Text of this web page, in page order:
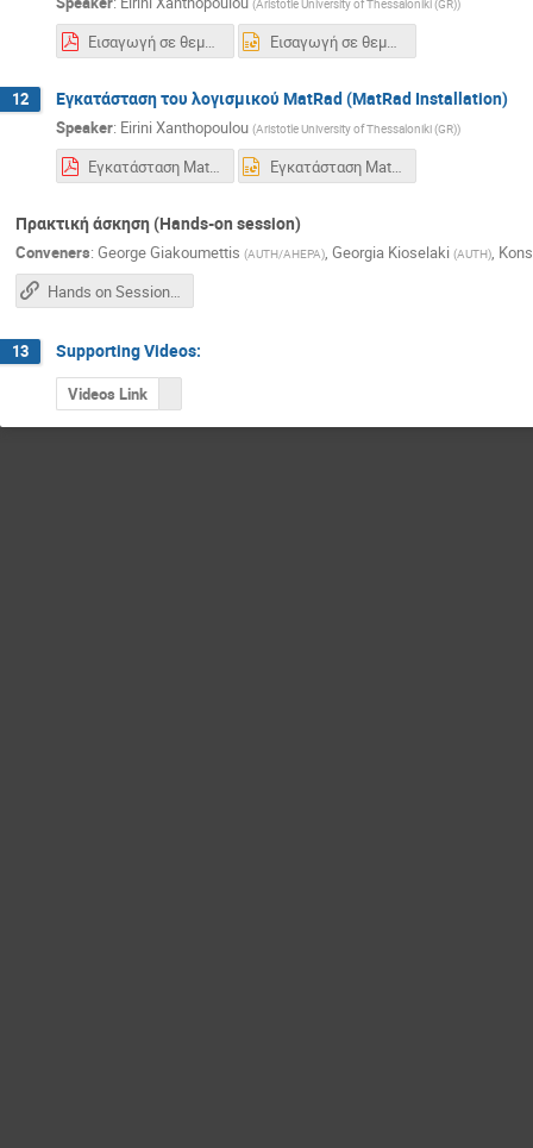
(Aristotle University of Thessaloniki (GR))
Εισαγωγή σε θεμελιώδεις μονάδες και στην χρήση του λογισμικού MatRad για σχεδιασμό πλάνων θεραπείας -ΕΞ.pdf Εισαγωγή σε θεμελιώδεις μονάδες και στην χρήση του λογισμικού MatRad για σχεδιασμό πλάνων θεραπείας -ΕΞ.pptx
12 Εγκατάσταση του λογισμικού MatRad (MatRad Installation)
Speaker: Eirini Xanthopoulou (Aristotle University of Thessaloniki (GR))
Εγκατάσταση MatRad ΕΞ.pdf Εγκατάσταση MatRad ΕΞ.pptx
Πρακτική άσκηση (Hands-on session)
Conveners: George Giakoumettis (AUTH/AHEPA), Georgia Kioselaki (AUTH),
Hands on Session Cern zoom link (14:00)
13 Supporting Videos:
Videos Link